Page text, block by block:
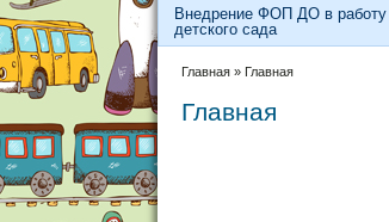
Внедрение ФОП ДО в работу
детского сада
Вы здесь
Главная» Главная
Главная